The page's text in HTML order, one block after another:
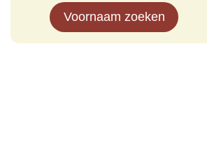
Voornaam zoeken